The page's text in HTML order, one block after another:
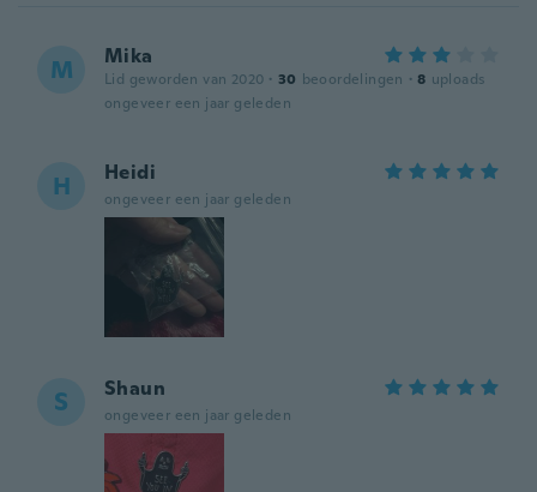
M Mika
Lid geworden van 2020 · 30 beoordelingen · 8 uploads
ongeveer een jaar geleden
H Heidi
ongeveer een jaar geleden
S Shaun
ongeveer een jaar geleden